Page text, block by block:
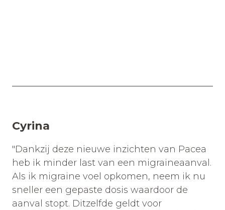
Cyrina
"Dankzij deze nieuwe inzichten van Pacea
heb ik minder last van een migraineaanval.
Als ik migraine voel opkomen, neem ik nu
sneller een gepaste dosis waardoor de
aanval stopt. Ditzelfde geldt voor